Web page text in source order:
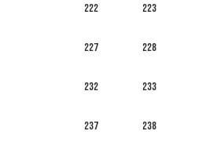
222 223
227 228
232 233
237 238